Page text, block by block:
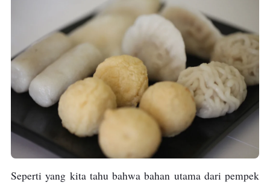
Seperti yang kita tahu bahwa bahan utama dari pempek